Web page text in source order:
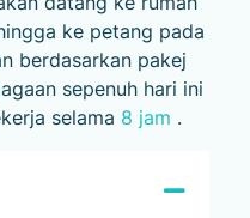
ke petang pada
berdasarkan pakej
sepenuh hari ini
selama 8 jam .